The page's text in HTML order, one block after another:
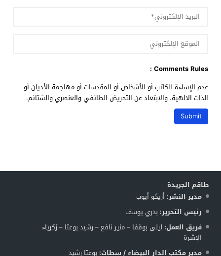
Comments Rules :
عدم الإساءة للكاتب أو للأشخاص أو للمقدسات أو مهاجمة الأديان أو
الذات الالهية. والابتعاد عن التحريض الطائفي والعنصري والشتائم.
طاقم الجريدة
مدير النشر: أزيكو أيوب
رئيس التحرير: بدري يوسف
فريق العمل: ليلى بوقفا – منير نافع – رشيد بوعتا – زكرياء
الإشرة
مدير مكتب الدار البيضاء / سطات: بوعتا رشيد